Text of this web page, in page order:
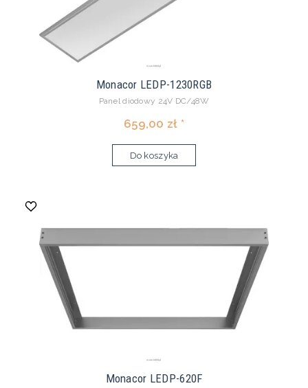
Monacor LEDP-1230RGB
Panel diodowy 24V DC/48W
659,00 zł *
Do koszyka
Monacor LEDP-620F